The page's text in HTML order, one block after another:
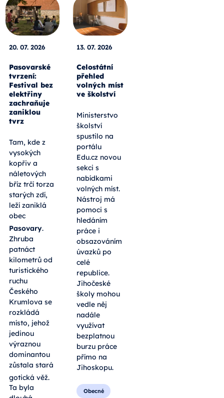
20. 07. 2026
Pasovarské
tvrzení:
Festival bez
elektřiny
zachraňuje
zaniklou
tvrz
Tam, kde z
vysokých
kopřiv a
náletových
bříz trčí torza
starých zdí,
leží zaniklá
obec
Pasovary.
Zhruba
patnáct
kilometrů od
turistického
ruchu
Českého
Krumlova se
rozkládá
místo, jehož
jedinou
výraznou
dominantou
zůstala stará
gotická věž.
Ta byla
13. 07. 2026
Celostátní
přehled
volných míst
ve školství
Ministerstvo
školství
spustilo na
portálu
Edu.cz novou
sekci s
nabídkami
volných míst.
Nástroj má
pomoci s
hledáním
práce i
obsazováním
úvazků po
celé
republice.
Jihočeské
školy mohou
vedle něj
nadále
využívat
bezplatnou
burzu práce
přímo na
Jihoskopu.
Obecné